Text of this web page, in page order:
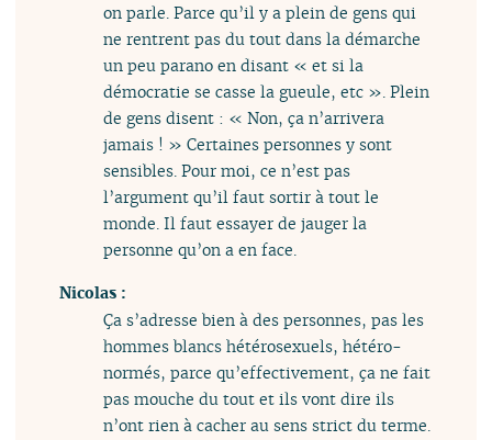
on parle. Parce qu’il y a plein de gens qui
ne rentrent pas du tout dans la démarche
un peu parano en disant « et si la
démocratie se casse la gueule, etc ». Plein
de gens disent : « Non, ça n’arrivera
jamais ! » Certaines personnes y sont
sensibles. Pour moi, ce n’est pas
l’argument qu’il faut sortir à tout le
monde. Il faut essayer de jauger la
personne qu’on a en face.
Nicolas :
Ça s’adresse bien à des personnes, pas les
hommes blancs hétérosexuels, hétéro-
normés, parce qu’effectivement, ça ne fait
pas mouche du tout et ils vont dire ils
n’ont rien à cacher au sens strict du terme.